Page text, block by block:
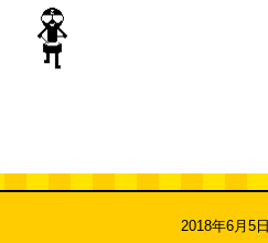
2018年6月5日